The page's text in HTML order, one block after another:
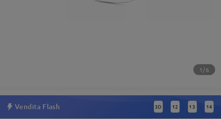
1/6
Vendita Flash 3D : 12 : 13 : 14